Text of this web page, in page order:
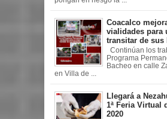
Coacalco
vialidades para
transitar de sus
Continúan los
Programa
Bacheo en calle
en Villa de ...
Llegará a
1ª Feria Virtual
2020